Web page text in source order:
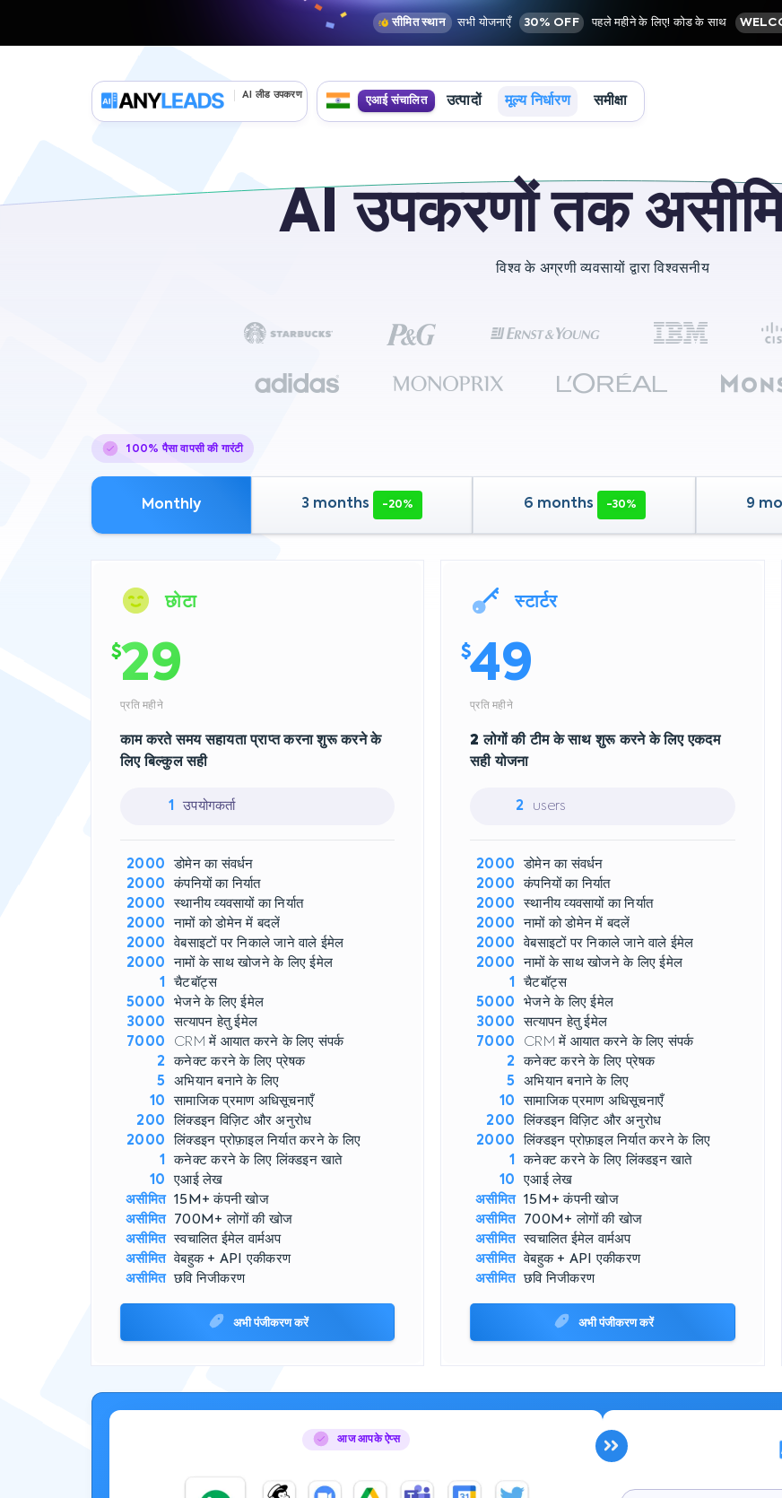
सीमित स्थान सभी योजनाएँ 30% OFF पहले महीने के लिए! कोड के साथ
AI लीड उपकरण एआई संचालित उत्पादों मूल्य निर्धारण समीक्षा
AI उपकरणों तक
विश्व के अग्रणी व्यवसायों द्वारा विश्वसनीय
100% पैसा वापसी की गारंटी
Monthly 3 months -20% 6 months -30% 9
छोटा
$29
प्रति महीने
काम करते समय सहायता प्राप्त करना शुरू करने के
लिए बिल्कुल सही
1 उपयोगकर्ता
2000
डोमेन का संवर्धन
2000
कंपनियों का निर्यात
2000
स्थानीय व्यवसायों का निर्यात
2000
नामों को डोमेन में बदलें
2000
वेबसाइटों पर निकाले जाने वाले ईमेल
2000
नामों के साथ खोजने के लिए ईमेल
1
चैटबॉट्स
5000
भेजने के लिए ईमेल
3000
सत्यापन हेतु ईमेल
7000
CRM में आयात करने के लिए संपर्क
2
कनेक्ट करने के लिए प्रेषक
5
अभियान बनाने के लिए
10
सामाजिक प्रमाण अधिसूचनाएँ
200
लिंक्डइन विज़िट और अनुरोध
2000
लिंक्डइन प्रोफ़ाइल निर्यात करने के लिए
1
कनेक्ट करने के लिए लिंक्डइन खाते
10
एआई लेख
असीमित
15M+ कंपनी खोज
असीमित
700M+ लोगों की खोज
असीमित
स्वचालितईमेल वार्मअप
असीमित
वेबहुक + API
एकीकरण
असीमित
छविनिजीकरण
अभी पंजीकरण करें
स्टार्टर
$49
प्रति महीने
2 लोगों की टीम के साथ शुरू करने के लिए एकदम
सही योजना
2 users
2000
डोमेन का संवर्धन
2000
कंपनियों का निर्यात
2000
स्थानीय व्यवसायों का निर्यात
2000
नामों को डोमेन में बदलें
2000
वेबसाइटों पर निकाले जाने वाले ईमेल
2000
नामों के साथ खोजने के लिए ईमेल
1
चैटबॉट्स
5000
भेजने के लिए ईमेल
3000
सत्यापन हेतु ईमेल
7000
CRM में आयात करने के लिए संपर्क
2
कनेक्ट करने के लिए प्रेषक
5
अभियान बनाने के लिए
10
सामाजिक प्रमाण अधिसूचनाएँ
200
लिंक्डइन विज़िट और अनुरोध
2000
लिंक्डइन प्रोफ़ाइल निर्यात करने के लिए
1
कनेक्ट करने के लिए लिंक्डइन खाते
10
एआई लेख
असीमित
15M+ कंपनी खोज
असीमित
700M+ लोगों की खोज
असीमित
स्वचालितईमेल वार्मअप
असीमित
वेबहुक + API
एकीकरण
असीमित
छविनिजीकरण
अभी पंजीकरण करें
आज आपके ऐप्स